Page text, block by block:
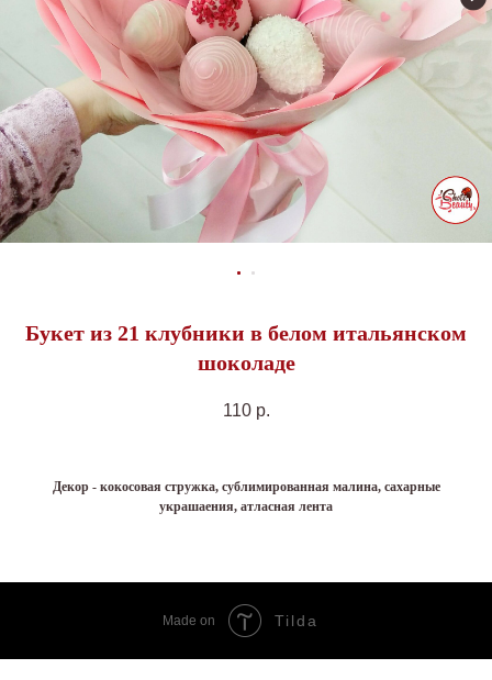
Букет из 21 клубники в белом итальянском
шоколаде
110 р.
Декор - кокосовая стружка, сублимированная малина, сахарные
украшаения, атласная лента
Made on Tilda